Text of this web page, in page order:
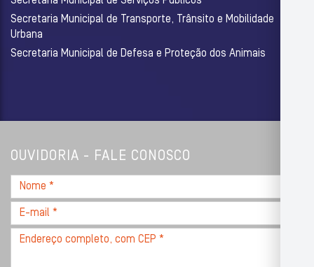
Secretaria Municipal de Transporte, Trânsito e Mobilidade
Urbana
Secretaria Municipal de Defesa e Proteção dos Animais
OUVIDORIA - FALE CONOSCO
Nome
*
E-
mail
Endereço